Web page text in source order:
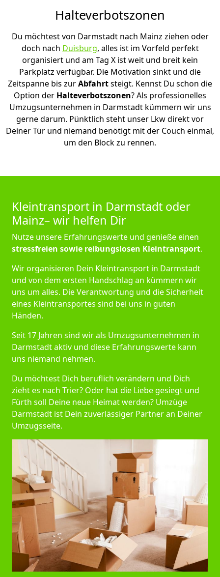
Halteverbotszonen
Du möchtest von Darmstadt nach Mainz ziehen oder
doch nach Duisburg, alles ist im Vorfeld perfekt
organisiert und am Tag X ist weit und breit kein
Parkplatz verfügbar. Die Motivation sinkt und die
Zeitspanne bis zurAbfahrtsteigt. Kennst Du schon die
Option der Halteverbotszonen? Als professionelles
Umzugsunternehmen in Darmstadt kümmern wir uns
gerne darum. Pünktlich steht unser Lkw direkt vor
Deiner Tür und niemand benötigt mit der Couch einmal,
um den Block zu rennen.
Kleintransport in Darmstadt oder
Mainz– wir helfen Dir
Nutze unsere Erfahrungswerte und genieße einen
stressfreien sowie reibungslosen Kleintransport.
Wir organisieren Dein Kleintransport in Darmstadt
und von dem ersten Handschlag an kümmern wir
uns um alles. Die Verantwortung und die Sicherheit
eines Kleintransportes sind bei uns in guten
Händen.
Seit 17 Jahren sind wir als Umzugsunternehmen in
Darmstadt aktiv und diese Erfahrungswerte kann
uns niemand nehmen.
Du möchtest Dich beruflich verändern und Dich
zieht es nach Trier? Oder hat die Liebe gesiegt und
Fürth soll Deine neue Heimat werden? Umzüge
Darmstadt ist Dein zuverlässiger Partner an Deiner
Umzugsseite.